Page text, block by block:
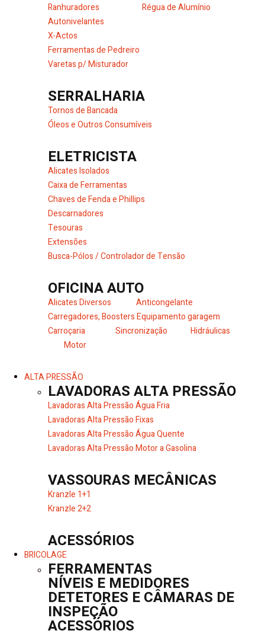
Ranhuradores
Régua de Alumínio
Autonivelantes
X-Actos
Ferramentas de Pedreiro
Varetas p/ Misturador
SERRALHARIA
Tornos de Bancada
Óleos e Outros Consumíveis
ELETRICISTA
Alicates Isolados
Caixa de Ferramentas
Chaves de Fenda e Phillips
Descarnadores
Tesouras
Extensões
Busca-Pólos / Controlador de Tensão
OFICINA AUTO
Alicates Diversos
Anticongelante
Carregadores, BoostersEquipamento garagem
Carroçaria
Sincronização
Hidráulicas
Motor
ALTA PRESSÃO
LAVADORAS ALTA PRESSÃO
Lavadoras Alta Pressão Água Fria
Lavadoras Alta Pressão Fixas
Lavadoras Alta Pressão Água Quente
Lavadoras Alta Pressão Motor a Gasolina
VASSOURAS MECÂNICAS
Kranzle 1+1
Kranzle 2+2
ACESSÓRIOS
BRICOLAGE
FERRAMENTAS
NÍVEIS E MEDIDORES
DETETORES E CÂMARAS DE
INSPEÇÃO
ACESSÓRIOS